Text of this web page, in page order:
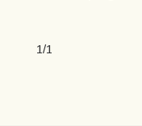
1 1